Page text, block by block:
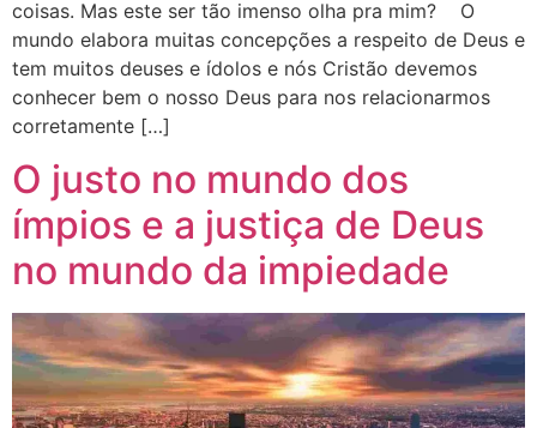
coisas. Mas este ser tão imenso olha pra mim? O
mundo elabora muitas concepções a respeito de Deus e
tem muitos deuses e ídolos e nós Cristão devemos
conhecer bem o nosso Deus para nos relacionarmos
corretamente […]
O justo no mundo dos
ímpios e a justiça de Deus
no mundo da impiedade